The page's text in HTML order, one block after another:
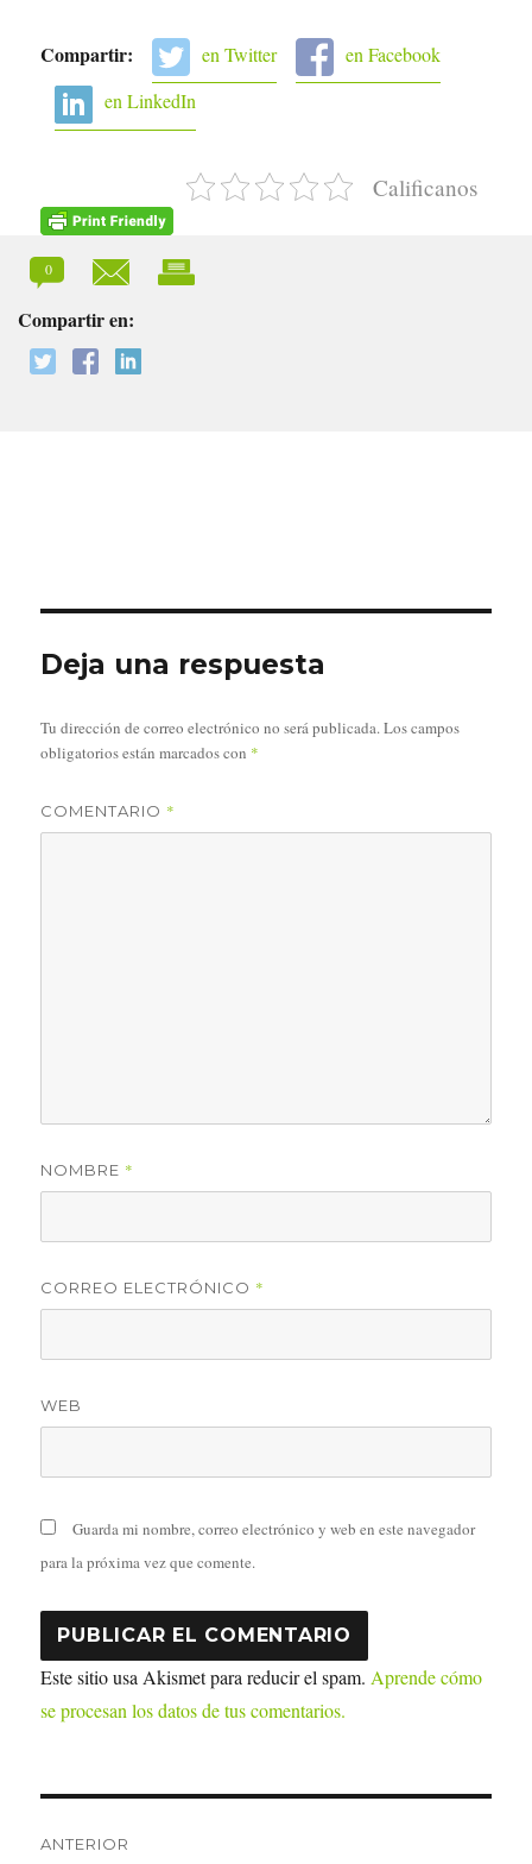
Compartir: en Twitter
en Facebook
en LinkedIn
Calificanos
0
Compartir en:
Deja una respuesta
Tu dirección de correo electrónico no será publicada.Los campos
obligatorios están marcados con *
COMENTARIO *
NOMBRE *
CORREO ELECTRÓNICO *
WEB
Guarda mi nombre, correo electrónico y web en este navegador
para la próxima vez que comente.
Este sitio usa Akismet para reducir el spam. Aprende cómo
se procesan los datos de tus comentarios.
ANTERIOR